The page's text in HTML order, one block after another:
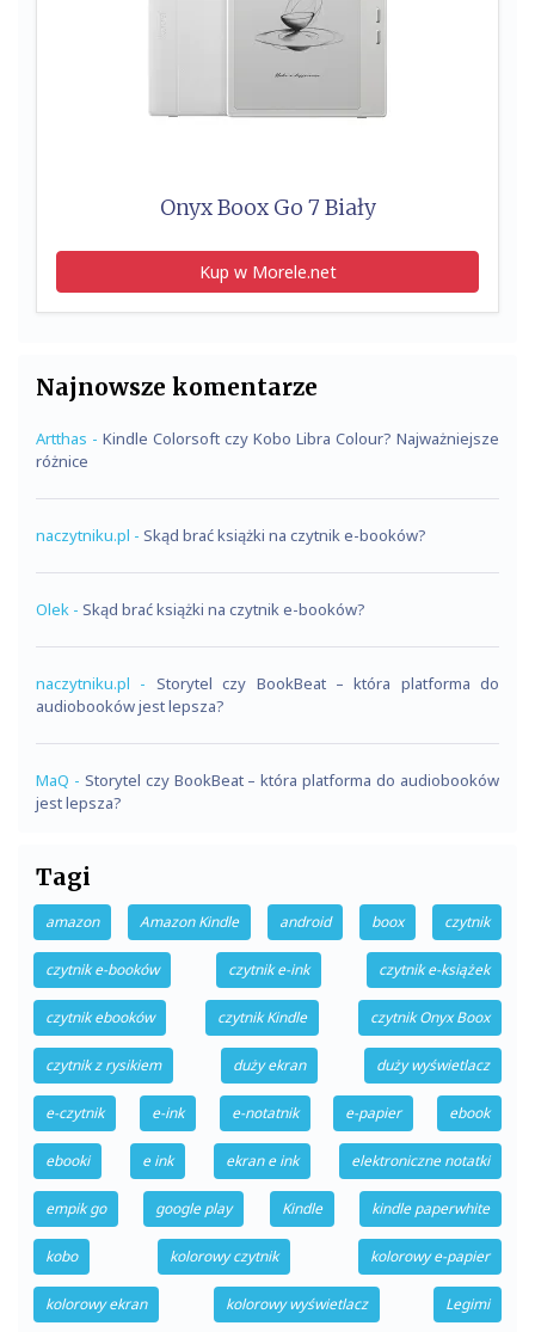
Onyx Boox Go 7 Biały
Kup w Morele.net
Najnowsze komentarze
Artthas - Kindle Colorsoft czy Kobo Libra Colour? Najważniejsze
różnice
naczytniku.pl - Skąd brać książki na czytnik e-booków?
Olek - Skąd brać książki na czytnik e-booków?
naczytniku.pl - Storytel czy BookBeat – która platforma do
audiobooków jest lepsza?
MaQ - Storytel czy BookBeat – która platforma do audiobooków
jest lepsza?
Tagi
amazon Amazon Kindle android boox czytnik
czytnik e-booków czytnik e-ink czytnik e-książek
czytnik ebooków czytnik Kindle czytnik Onyx Boox
czytnik z rysikiem duży ekran duży wyświetlacz
e-czytnik e-ink e-notatnik e-papier ebook
ebooki e ink ekran e ink elektroniczne notatki
empik go google play Kindle kindle paperwhite
kobo kolorowy czytnik kolorowy e-papier
kolorowy ekran kolorowy wyświetlacz Legimi